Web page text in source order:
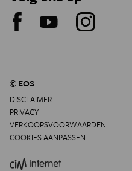
© EOS
DISCLAIMER
PRIVACY
VERKOOPSVOORWAARDEN
COOKIES AANPASSEN